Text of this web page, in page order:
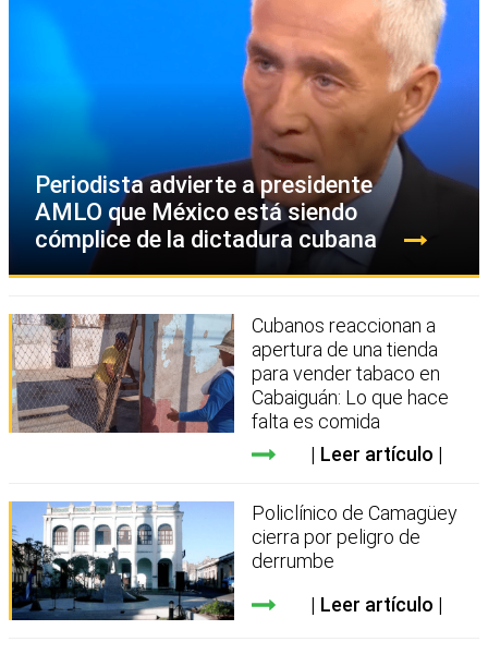
Periodista advierte a presidente
AMLO que México está siendo
cómplice de la dictadura cubana
Cubanos reaccionan a
apertura de una tienda
para vender tabaco en
Cabaiguán: Lo que hace
falta es comida
Leer artículo
Policlínico de Camagüey
cierra por peligro de
derrumbe
Leer artículo